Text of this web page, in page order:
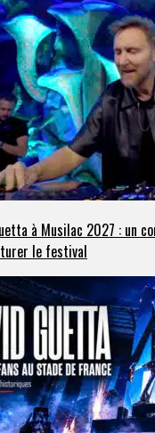
à Musilac 2027 : un
le festival